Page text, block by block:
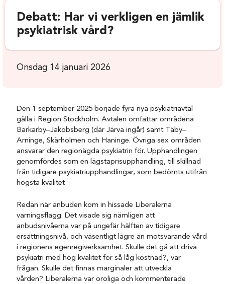
Debatt: Har vi verkligen en jämlik
psykiatrisk vård?
Onsdag 14 januari 2026
Den 1 september 2025 började fyra nya psykiatriavtal
gälla i Region Stockholm. Avtalen omfattar områdena
Barkarby–Jakobsberg (där Järva ingår) samt Täby–
Arninge, Skärholmen och Haninge. Övriga sex områden
ansvarar den regionägda psykiatrin för. Upphandlingen
genomfördes som en lägstaprisupphandling, till skillnad
från tidigare psykiatriupphandlingar, som bedömts utifrån
högsta kvalitet
Redan när anbuden kom in hissade Liberalerna
varningsflagg. Det visade sig nämligen att
anbudsnivåerna var på ungefär hälften av tidigare
ersättningsnivå, och väsentligt lägre än motsvarande vård
i regionens egenregiverksamhet. Skulle det gå att driva
psykiatri med hög kvalitet för så låg kostnad?, var
frågan. Skulle det finnas marginaler att utveckla
vården? Liberalerna var oroliga och kommenterade